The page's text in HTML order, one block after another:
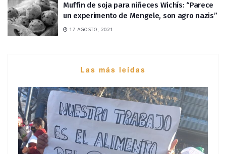
Muffin de soja para niñeces Wichís: “Parece
un experimento de Mengele, son agro nazis”
17 AGOSTO, 2021
Las más leídas